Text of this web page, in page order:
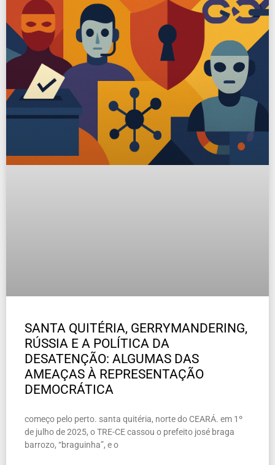
SANTA QUITÉRIA, GERRYMANDERING,
RÚSSIA E A POLÍTICA DA
DESATENÇÃO: ALGUMAS DAS
AMEAÇAS À REPRESENTAÇÃO
DEMOCRÁTICA
começo pelo perto. santa quitéria, norte do CEARÁ. em 1º
de julho de 2025, o TRE-CE cassou o prefeito josé braga
barrozo, “braguinha”, e o